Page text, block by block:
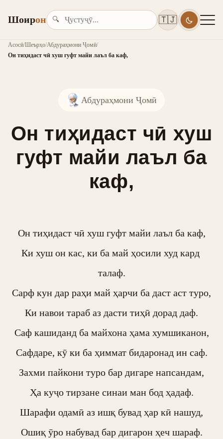
Шоирон 🔍 🇹🇯
Асосӣ/Шеърҳо/Абдураҳмони Ҷомӣ/
Он тиҳидаст чӣ хуш гуфт майи лаъл ба каф,
Абдураҳмони Ҷомӣ
Он тиҳидаст чӣ хуш
гуфт майи лаъл ба
каф,
Он тиҳидаст чӣ хуш гуфт майи лаъл ба каф,
Ки хуш он кас, ки ба май ҳосили худ кард
талаф.
Сарф кун дар раҳи май ҳарчи ба даст аст туро,
Ки навои тараб аз дасти тиҳӣ дорад даф.
Саф кашиданд ба майхона ҳама хумшиканон,
Сафдаре, кӯ ки ба ҳиммат бидаронад ин саф.
Захми пайкони туро бар дигаре напсандам,
Ҳа куҷо тирзане синаи ман бод ҳадаф.
Шарафи одамӣ аз ишқ бувад ҳар кӣ нашуд,
Ошиқ ӯро набувад бар дигарон ҳеч шараф.